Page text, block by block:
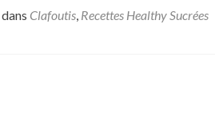
Clafoutis, Recettes Healthy Sucrées